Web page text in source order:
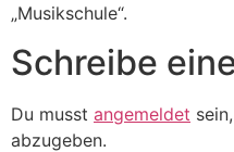
„Musikschule“.
Schreibe
Du musst angemeldet
abzugeben.